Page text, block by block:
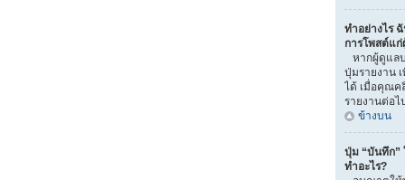
ทำอย่างไร
การโพสต์แ
หากผู้ดูแล
ปุ่มรายงาน
ได้ เมื่อคุณค
รายงานต่อไ
ข้างบน
ปุ่ม “บันทึก”
ทำอะไร?